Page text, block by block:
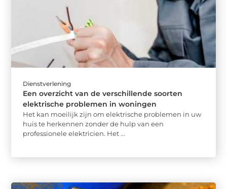
Dienstverlening
Een overzicht van de verschillende soorten
elektrische problemen in woningen
Het kan moeilijk zijn om elektrische problemen in uw
huis te herkennen zonder de hulp van een
professionele elektricien. Het ...